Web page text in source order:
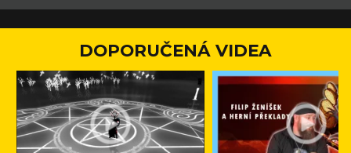
DOPORUČENÁ VIDEA